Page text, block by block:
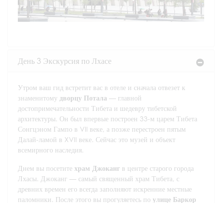
День 3 Экскурсия по Лхасе
Утром ваш гид встретит вас в отеле и сначала отвезет к
знаменитому дворцу Потала — главной
достопримечательности Тибета и шедевру тибетской
архитектуры. Он был впервые построен 33-м царем Тибета
Сонгцэном Гампо в VII веке, а позже перестроен пятым
Далай-ламой в XVII веке. Сейчас это музей и объект
всемирного наследия.
Днем вы посетите храм Джоканг в центре старого города
Лхасы. Джоканг — самый священный храм Тибета, с
древних времен его всегда заполняют искренние местные
паломники. После этого вы прогуляетесь по улице Баркор